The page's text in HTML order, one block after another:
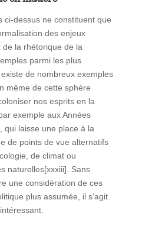
ci-dessus ne constituent que
des enjeux
la rhétorique de la
parmi les plus
de nombreux exemples
même de cette sphère
nos esprits en la
exemple aux Années
qui laisse une place à la
de points de vue alternatifs
de climat ou
naturelles[xxxiii]. Sans
une considération de ces
plus assumée, il s’agit